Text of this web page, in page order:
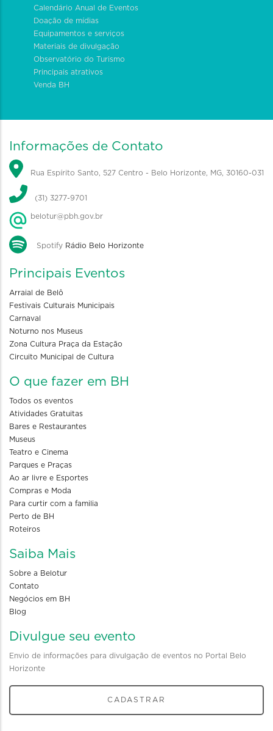
Calendário Anual de Eventos
Doação de mídias
Equipamentos e serviços
Materiais de divulgação
Observatório do Turismo
Principais atrativos
Venda BH
Informações de Contato
Rua Espírito Santo, 527 Centro - Belo Horizonte, MG, 30160-031
(31) 3277-9701
belotur@pbh.gov.br
Spotify Rádio Belo Horizonte
Principais Eventos
Arraial de Belô
Festivais Culturais Municipais
Carnaval
Noturno nos Museus
Zona Cultura Praça da Estação
Circuito Municipal de Cultura
O que fazer em BH
Todos os eventos
Atividades Gratuitas
Bares e Restaurantes
Museus
Teatro e Cinema
Parques e Praças
Ao ar livre e Esportes
Compras e Moda
Para curtir com a familia
Perto de BH
Roteiros
Saiba Mais
Sobre a Belotur
Contato
Negócios em BH
Blog
Divulgue seu evento
Envio de informações para divulgação de eventos no Portal Belo
Horizonte
CADASTRAR